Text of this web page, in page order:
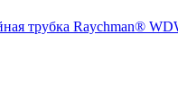
трубка Raychman®